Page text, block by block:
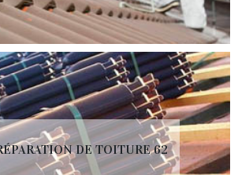
DE TOITURE 62